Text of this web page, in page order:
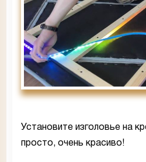
Установите изголовье на
просто, очень красиво!